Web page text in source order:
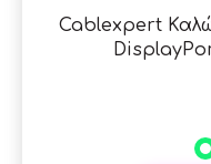
Cablexpert